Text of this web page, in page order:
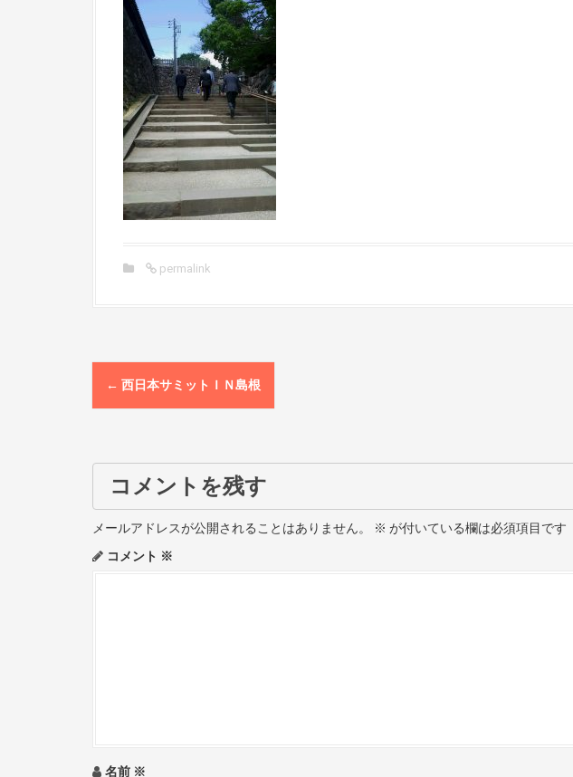
permalink
P
o
n
a
i
← 西日本サミットＩＮ島根
コメントを残す
メールアドレスが公開されることはありません。 ※ が付いている欄は必須項目です
コメント ※
名前 ※